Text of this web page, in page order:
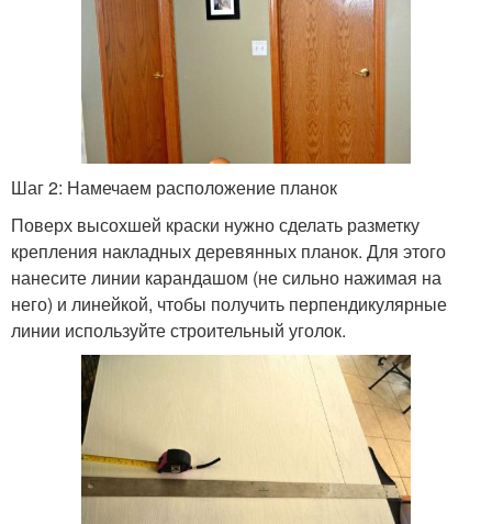
Шаг 2: Намечаем расположение планок
Поверх высохшей краски нужно сделать разметку
крепления накладных деревянных планок. Для этого
нанесите линии карандашом (не сильно нажимая на
него) и линейкой, чтобы получить перпендикулярные
линии используйте строительный уголок.